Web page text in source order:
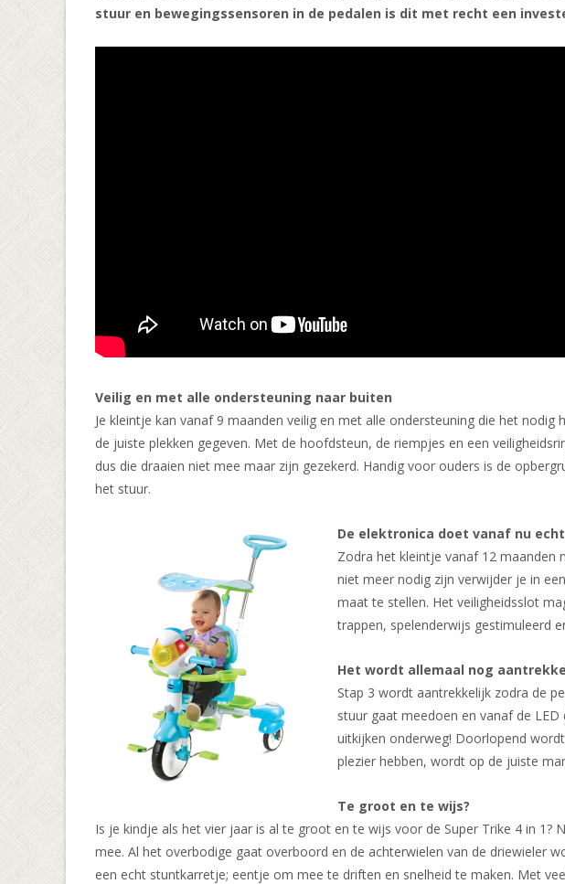
stuur en bewegingssensoren in de pedalen is dit met recht een
Veilig en met alle ondersteuning naar buiten
Je kleintje kan vanaf 9 maanden veilig en met alle ondersteuning die het
de juiste plekken gegeven. Met de hoofdsteun, de riempjes en een
dus die draaien niet mee maar zijn gezekerd. Handig voor ouders is de
het stuur.
De elektronica doet vanaf nu
Zodra het kleintje vanaf 12 maanden
niet meer nodig zijn verwijder je in
maat te stellen. Het veiligheidsslot
trappen, spelenderwijs gestimuleerd
Het wordt allemaal nog
Stap 3 wordt aantrekkelijk zodra de
stuur gaat meedoen en vanaf de
uitkijken onderweg! Doorlopend
plezier hebben, wordt op de juiste
Te groot en te wijs?
Is je kindje als het vier jaar is al te groot en te wijs voor de Super Trike 4 in
mee. Al het overbodige gaat overboord en de achterwielen van de driewieler
een echt stuntkarretje; eentje om mee te driften en snelheid te maken. Met